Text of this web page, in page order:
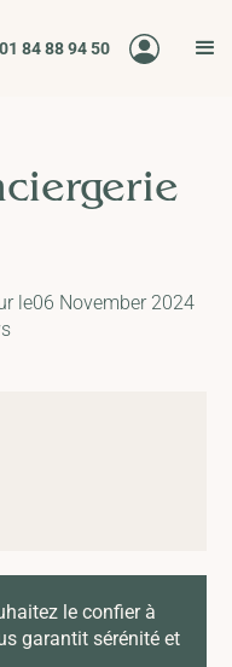
01 84 88 94 50
le06 November 2024
le confier à
garantit sérénité et